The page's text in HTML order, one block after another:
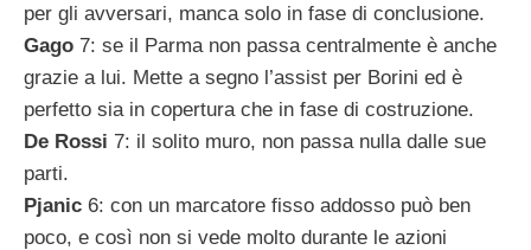
per gli avversari, manca solo in fase di conclusione.
Gago 7: se il Parma non passa centralmente è anche
grazie a lui. Mette a segno l’assist per Borini ed è
perfetto sia in copertura che in fase di costruzione.
De Rossi 7: il solito muro, non passa nulla dalle sue
parti.
Pjanic 6: con un marcatore fisso addosso può ben
poco, e così non si vede molto durante le azioni